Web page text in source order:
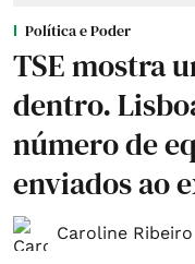
Política e Poder
TSE mostra
dentro.
número de
enviados ao
Caroline Ribeiro